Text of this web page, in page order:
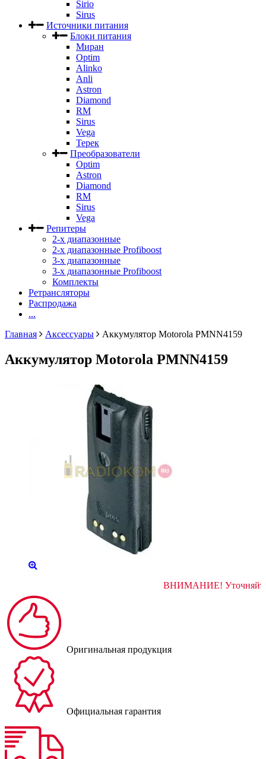
Sirio
Sirus
Источники питания
Блоки питания
Миран
Optim
Alinko
Anli
Astron
Diamond
RM
Sirus
Vega
Терек
Преобразователи
Optim
Astron
Diamond
RM
Sirus
Vega
Репитеры
2-х диапазонные
2-х диапазонные Profiboost
3-х диапазонные
3-х диапазонные Profiboost
Комплекты
Ретрансляторы
Распродажа
...
Главная
Аксессуары Аккумулятор Motorola PMNN4159
Аккумулятор Motorola PMNN4159
ВНИМАНИЕ!
Оригинальная продукция
Официальная гарантия